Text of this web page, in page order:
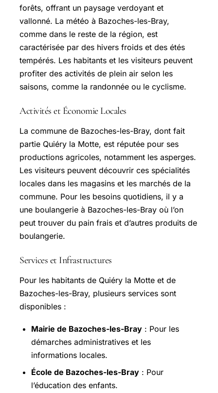
forêts, offrant un paysage verdoyant et
vallonné. La météo à Bazoches-les-Bray,
comme dans le reste de la région, est
caractérisée par des hivers froids et des étés
tempérés. Les habitants et les visiteurs peuvent
profiter des activités de plein air selon les
saisons, comme la randonnée ou le cyclisme.
Activités et Économie Locales
La commune de Bazoches-les-Bray, dont fait
partie Quiéry la Motte, est réputée pour ses
productions agricoles, notamment les asperges.
Les visiteurs peuvent découvrir ces spécialités
locales dans les magasins et les marchés de la
commune. Pour les besoins quotidiens, il y a
une boulangerie à Bazoches-les-Bray où l’on
peut trouver du pain frais et d’autres produits de
boulangerie.
Services et Infrastructures
Pour les habitants de Quiéry la Motte et de
Bazoches-les-Bray, plusieurs services sont
disponibles :
Mairie de Bazoches-les-Bray : Pour les
démarches administratives et les
informations locales.
École de Bazoches-les-Bray : Pour
l’éducation des enfants.